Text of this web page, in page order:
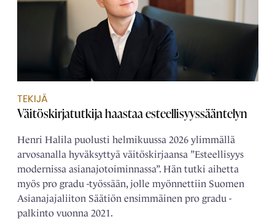
TEKIJÄ
Väitöskirjatutkija haastaa esteellisyyssääntelyn
Henri Halila puolusti helmikuussa 2026 ylimmällä
arvosanalla hyväksyttyä väitöskirjaansa ”Esteellisyys
modernissa asianajotoiminnassa”. Hän tutki aihetta
myös pro gradu -työssään, jolle myönnettiin Suomen
Asianajajaliiton Säätiön ensimmäinen pro gradu -
palkinto vuonna 2021.